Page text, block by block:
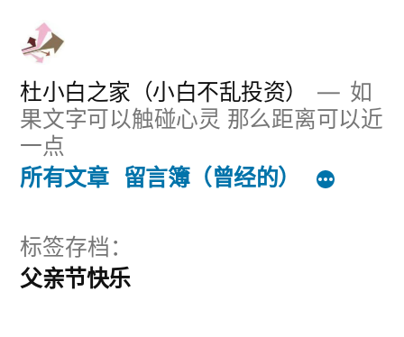
杜小白之家（小白不乱投资）
如
果文字可以触碰心灵 那么距离可以近
一点
所有文章 留言簿（曾经的）
标签存档：
父亲节快乐